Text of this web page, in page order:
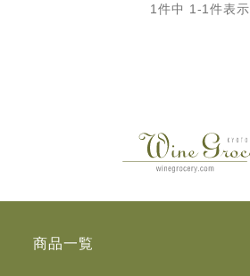
1 件中 1 -1件表示
商品一覧